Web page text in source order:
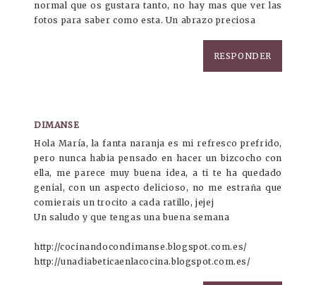
normal que os gustara tanto, no hay mas que ver las
fotos para saber como esta. Un abrazo preciosa
RESPONDER
DIMANSE
Hola María, la fanta naranja es mi refresco prefrido,
pero nunca habia pensado en hacer un bizcocho con
ella, me parece muy buena idea, a ti te ha quedado
genial, con un aspecto delicioso, no me estraña que
comierais un trocito a cada ratillo, jejej
Un saludo y que tengas una buena semana
http://cocinandocondimanse.blogspot.com.es/
http://unadiabeticaenlacocina.blogspot.com.es/